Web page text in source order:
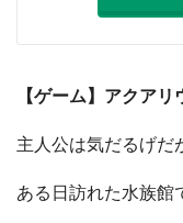
【ゲーム】アクア
主人公は気だるげだ
ある日訪れた水族館